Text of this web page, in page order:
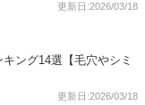
更新日:2026/03/18
ング14選【毛穴やシミ
更新日:2026/03/18